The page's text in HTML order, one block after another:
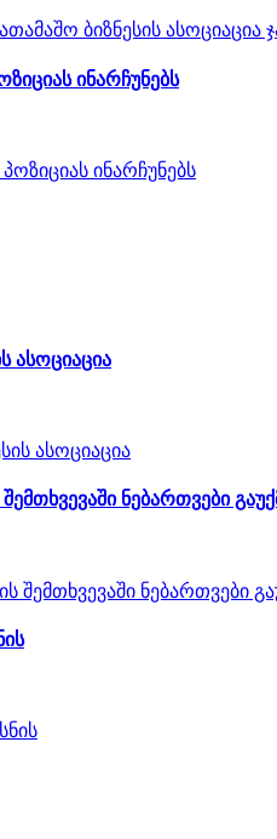
ინარჩუნებს
ასოციაცია
ნებართვები